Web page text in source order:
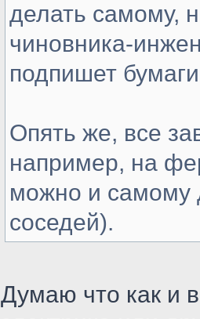
делать самому,
чиновника-
подпишет
Опять же, все
например, на
можно и самому
соседей).
Думаю что как и